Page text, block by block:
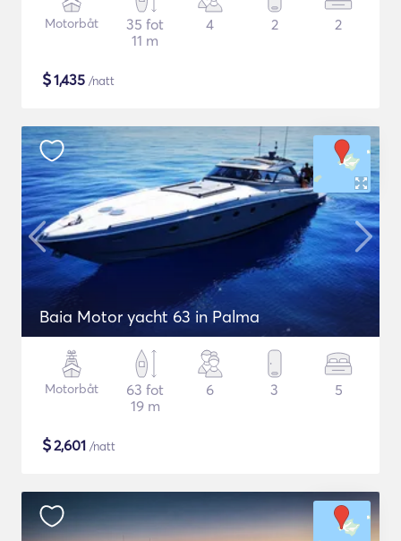
Motorbåt
35 fot
11 m
4 2 2
$1,435 /natt
Baia Motor yacht 63 in Palma
Motorbåt
63 fot
19 m
6 3 5
$2,601 /natt